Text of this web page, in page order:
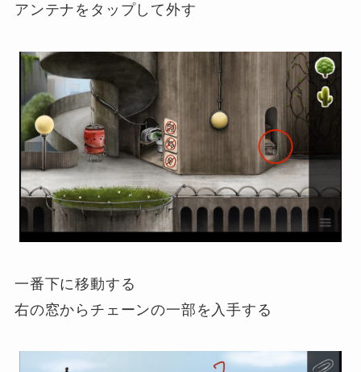
アンテナをタップして外す
一番下に移動する
右の窓からチェーンの一部を入手する